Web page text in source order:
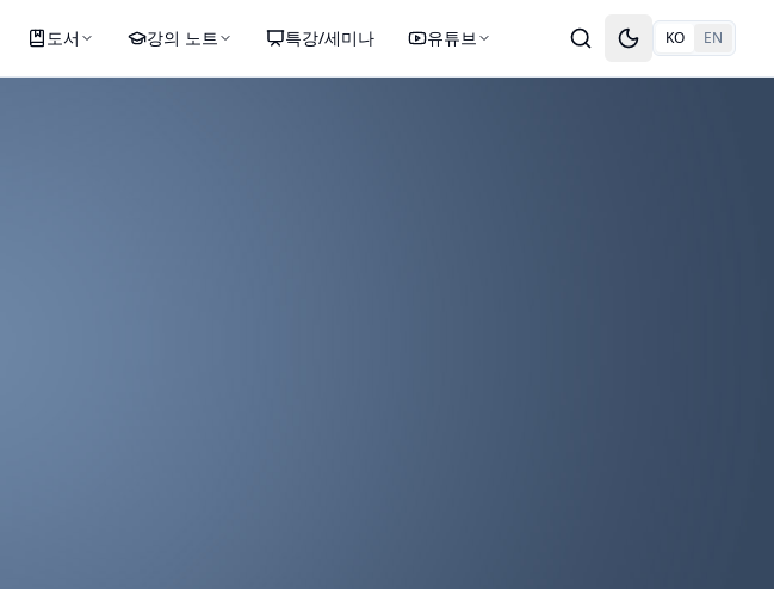
도서 강의 노트 특강/세미나 유튜브 Toggle theme
KO EN